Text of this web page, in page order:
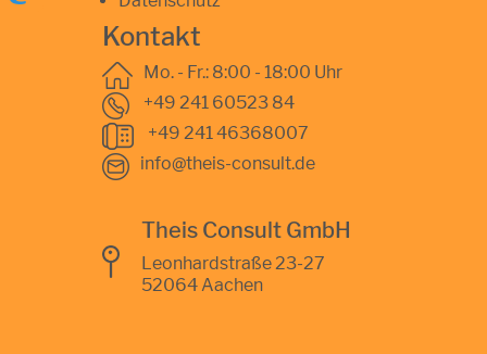
Kontakt
Mo. - Fr.: 8:00 - 18:00 Uhr
+49 241 60523 84
+49 241 46368007
info@theis-consult.de
Theis Consult GmbH
Leonhardstraße 23-27
52064 Aachen